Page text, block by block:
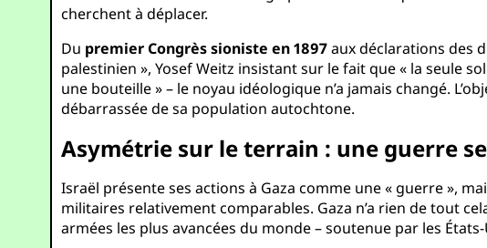
cherchent à déplacer.
Du premier Congrès sioniste en 1897aux déclarations des
palestinien », Yosef Weitz insistant sur le fait que « la seule
une bouteille » – le noyau idéologique n’a jamais changé.
débarrassée de sa population autochtone.
Asymétrie sur le terrain : une guerre
Israël présente ses actions à Gaza comme une « guerre »,
militaires relativement comparables. Gaza n’a rien de tout
armées les plus avancées du monde – soutenue par les